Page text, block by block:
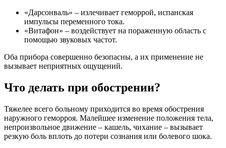
«Дарсонваль» – излечивает геморрой, испанская
импульсы переменного тока.
«Витафон» – воздействует на пораженную область с
помощью звуковых частот.
Оба прибора совершенно безопасны, а их применение не
вызывает неприятных ощущений.
Что делать при обострении?
Тяжелее всего больному приходится во время обострения
наружного геморроя. Малейшее изменение положения тела,
непроизвольное движение – кашель, чихание – вызывает
резкую боль вплоть до потери сознания или болевого шока.